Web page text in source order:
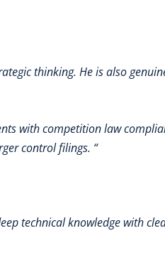
thinking. He is also
with competition law
control filings. “
technical knowledge with